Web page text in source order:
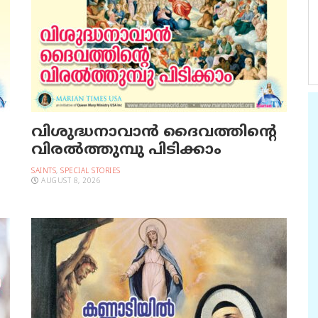
വിശുദ്ധനാവാന്‍ ദൈവത്തിന്റെ
വിരല്‍ത്തുമ്പു പിടിക്കാം
SAINTS, SPECIAL STORIES
AUGUST 8, 2026